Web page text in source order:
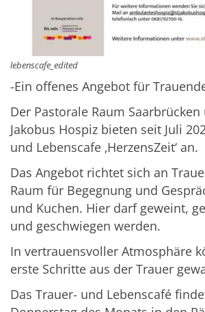
lebenscafe_edited
-Ein offenes Angebot für
Der Pastorale Raum Saarbrücken
Jakobus Hospiz bieten seit Juli
und Lebenscafe ‚HerzensZeit‘ an.
Das Angebot richtet sich an
Raum für Begegnung und
und Kuchen. Hier darf geweint,
und geschwiegen werden.
In vertrauensvoller Atmosphäre
erste Schritte aus der Trauer
Das Trauer- und Lebenscafé